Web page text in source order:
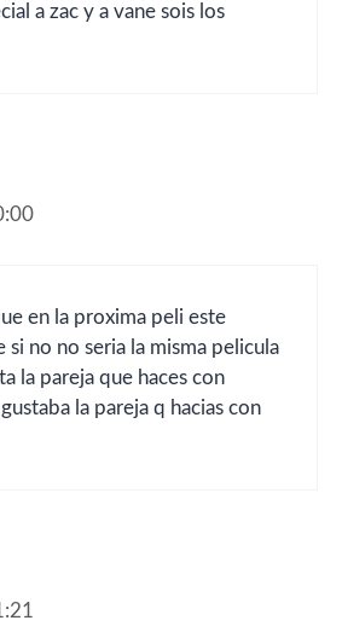
a zac y a vane sois los
en la proxima peli este
si no no seria la misma pelicula
la pareja que haces con
la pareja q hacias con